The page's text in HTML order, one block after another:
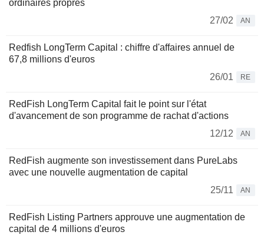
ordinaires propres
27/02
AN
Redfish LongTerm Capital : chiffre d'affaires annuel de
67,8 millions d'euros
26/01
RE
RedFish LongTerm Capital fait le point sur l'état
d'avancement de son programme de rachat d'actions
12/12
AN
RedFish augmente son investissement dans PureLabs
avec une nouvelle augmentation de capital
25/11
AN
RedFish Listing Partners approuve une augmentation de
capital de 4 millions d'euros